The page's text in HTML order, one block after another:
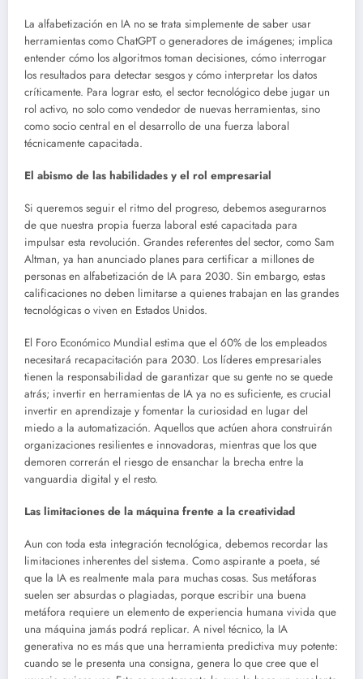
La alfabetización en IA no se trata simplemente de saber usar
herramientas como ChatGPT o generadores de imágenes; implica
entender cómo los algoritmos toman decisiones, cómo interrogar
los resultados para detectar sesgos y cómo interpretar los datos
críticamente. Para lograr esto, el sector tecnológico debe jugar un
rol activo, no solo como vendedor de nuevas herramientas, sino
como socio central en el desarrollo de una fuerza laboral
técnicamente capacitada.
El abismo de las habilidades y el rol empresarial
Si queremos seguir el ritmo del progreso, debemos asegurarnos
de que nuestra propia fuerza laboral esté capacitada para
impulsar esta revolución. Grandes referentes del sector, como Sam
Altman, ya han anunciado planes para certificar a millones de
personas en alfabetización de IA para 2030. Sin embargo, estas
calificaciones no deben limitarse a quienes trabajan en las grandes
tecnológicas o viven en Estados Unidos.
El Foro Económico Mundial estima que el 60% de los empleados
necesitará recapacitación para 2030. Los líderes empresariales
tienen la responsabilidad de garantizar que su gente no se quede
atrás; invertir en herramientas de IA ya no es suficiente, es crucial
invertir en aprendizaje y fomentar la curiosidad en lugar del
miedo a la automatización. Aquellos que actúen ahora construirán
organizaciones resilientes e innovadoras, mientras que los que
demoren correrán el riesgo de ensanchar la brecha entre la
vanguardia digital y el resto.
Las limitaciones de la máquina frente a la creatividad
Aun con toda esta integración tecnológica, debemos recordar las
limitaciones inherentes del sistema. Como aspirante a poeta, sé
que la IA es realmente mala para muchas cosas. Sus metáforas
suelen ser absurdas o plagiadas, porque escribir una buena
metáfora requiere un elemento de experiencia humana vivida que
una máquina jamás podrá replicar. A nivel técnico, la IA
generativa no es más que una herramienta predictiva muy potente:
cuando se le presenta una consigna, genera lo que cree que el